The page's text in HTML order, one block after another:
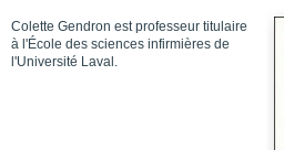
Colette Gendron est professeur titulaire
à l'École des sciences infirmières de
l'Université Laval.